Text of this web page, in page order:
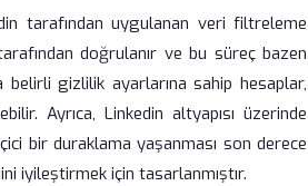
tarafından uygulanan veri filtreleme
doğrulanır ve bu süreç bazen
belirli gizlilik ayarlarına sahip hesaplar,
Ayrıca, Linkedin altyapısı üzerinde
bir duraklama yaşanması son derece
iyileştirmek için tasarlanmıştır.